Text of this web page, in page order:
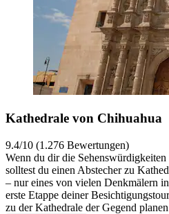
Kathedrale von Chihuahua
9.4/10 (1.276 Bewertungen)
Wenn du dir die
solltest du einen Abstecher zu
– nur eines von vielen Denkmälern
erste Etappe deiner
zu der Kathedrale der Gegend